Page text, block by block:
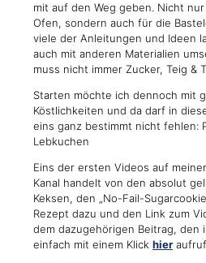
mit auf den Weg geben. Nicht
Ofen, sondern auch für die
viele der Anleitungen und Ideen
auch mit anderen Materialien
muss nicht immer Zucker, Teig &
Starten möchte ich dennoch mit
Köstlichkeiten und da darf in
eins ganz bestimmt nicht fehlen:
Lebkuchen
Eins der ersten Videos auf
Kanal handelt von den absolut
Keksen, den „No-Fail-
Rezept dazu und den Link zum
dem dazugehörigen Beitrag, den
einfach mit einem Klick hier